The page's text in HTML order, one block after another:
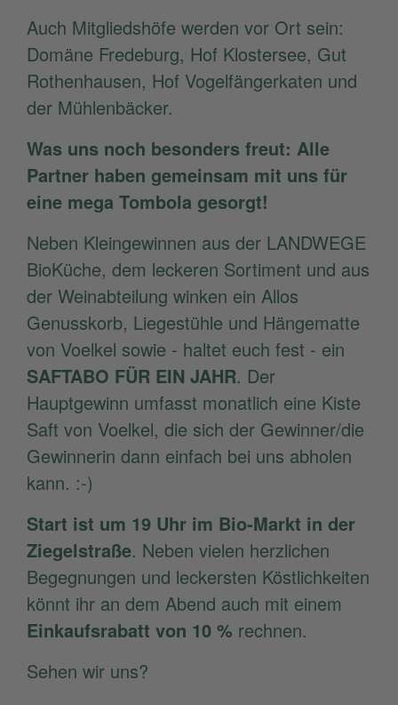
Auch Mitgliedshöfe werden vor Ort sein:
Domäne Fredeburg, Hof Klostersee, Gut
Rothenhausen, Hof Vogelfängerkaten und
der Mühlenbäcker.
Was uns noch besonders freut: Alle
Partner haben gemeinsam mit uns für
eine mega Tombola gesorgt!
Neben Kleingewinnen aus der LANDWEGE
BioKüche, dem leckeren Sortiment und aus
der Weinabteilung winken ein Allos
Genusskorb, Liegestühle und Hängematte
von Voelkel sowie - haltet euch fest - ein
SAFTABO FÜR EIN JAHR. Der
Hauptgewinn umfasst monatlich eine Kiste
Saft von Voelkel, die sich der Gewinner/die
Gewinnerin dann einfach bei uns abholen
kann. :-)
Start ist um 19 Uhr im Bio-Markt in der
Ziegelstraße. Neben vielen herzlichen
Begegnungen und leckersten Köstlichkeiten
könnt ihr an dem Abend auch mit einem
Einkaufsrabatt von 10 % rechnen.
Sehen wir uns?